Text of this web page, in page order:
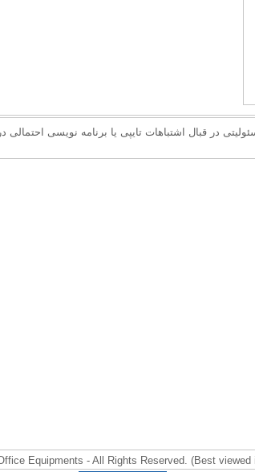
در قبال اشتباهات تایپی یا برنامه نویسی احتمالی در
Equipments - All Rights Reserved. (Best